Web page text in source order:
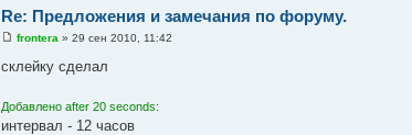
Re: Предложения и замечания по форуму.
frontera » 29 сен 2010, 11:42
склейку сделал
Добавлено after 20 seconds:
интервал - 12 часов